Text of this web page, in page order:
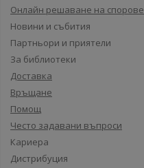
Онлайн решаване на спорове
Новини и събития
Партньори и приятели
За библиотеки
Доставка
Връщане
Помощ
Често задавани въпроси
Кариера
Дистрибуция